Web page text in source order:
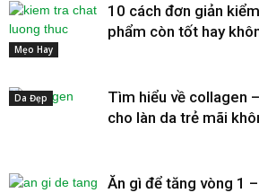
Mẹo Hay
10 cách đơn giản
phẩm còn tốt hay
Da Đẹp
Tìm hiểu về collagen
cho làn da trẻ mãi
Ăn gì để tăng vòng 1